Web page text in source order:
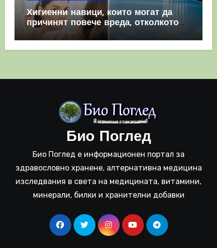
Хигиенни навици, които могат да
причинят повече вреда, отколкото
полза
Био Поглед
Био Поглед е информационен портал за
здравословно хранене, алтернативна медицина
изследвания в света на медицината, витамини,
минерали, билки и хранителни добавки